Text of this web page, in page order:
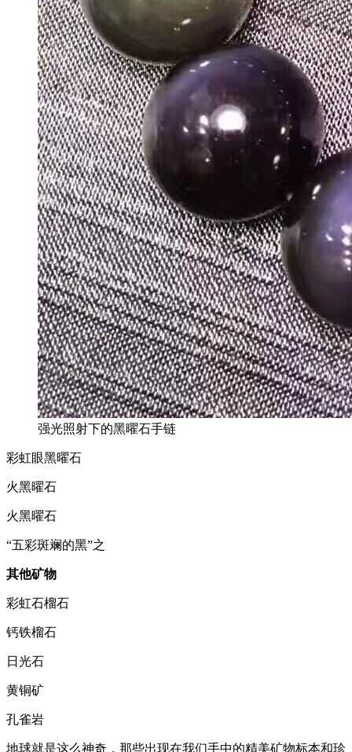
强光照射下的黑曜石手链
彩虹眼黑曜石
火黑曜石
火黑曜石
“五彩斑斓的黑”之
其他矿物
彩虹石榴石
钙铁榴石
日光石
黄铜矿
孔雀岩
地球就是这么神奇，那些出现在我们手中的精美矿物标本和珍